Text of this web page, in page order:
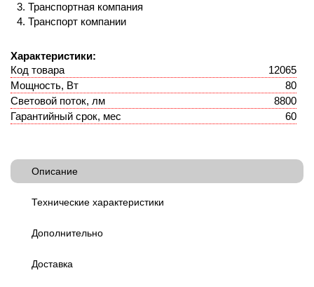
Транспортная компания
Транспорт компании
Характеристики:
Код товара
12065
Мощность, Вт
80
Световой поток, лм
8800
Гарантийный срок, мес
60
Описание
Технические характеристики
Дополнительно
Доставка